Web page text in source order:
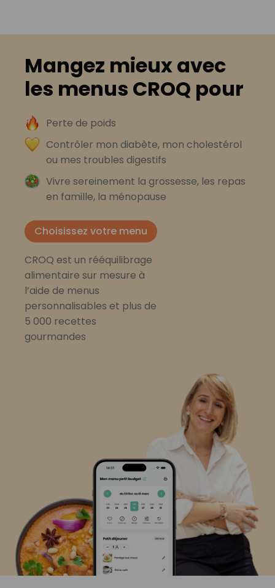
Mangez mieux avec
les menus CROQ pour
Perte de poids
Contrôler mon diabète, mon cholestérol
ou mes troubles digestifs
Vivre sereinement la grossesse, les repas
en famille, la ménopause
Choisissez votre menu
CROQ est un rééquilibrage
alimentaire sur mesure à
l’aide de menus
personnalisables et plus de
5 000 recettes
gourmandes